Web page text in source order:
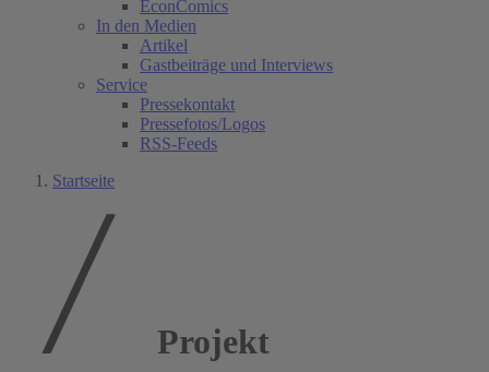
EconComics
In den Medien
Artikel
Gastbeiträge und Interviews
Service
Pressekontakt
Pressefotos/Logos
RSS-Feeds
Startseite
Projekt